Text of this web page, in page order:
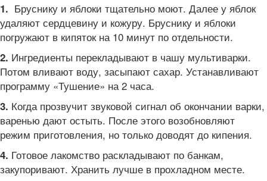
1. Бруснику и яблоки тщательно моют. Далее у яблок
удаляют сердцевину и кожуру. Бруснику и яблоки
погружают в кипяток на 10 минут по отдельности.
2. Ингредиенты перекладывают в чашу мультиварки.
Потом вливают воду, засыпают сахар. Устанавливают
программу «Тушение» на 2 часа.
3. Когда прозвучит звуковой сигнал об окончании варки,
варенью дают остыть. После этого возобновляют
режим приготовления, но только доводят до кипения.
4. Готовое лакомство раскладывают по банкам,
закупоривают. Хранить лучше в прохладном месте.